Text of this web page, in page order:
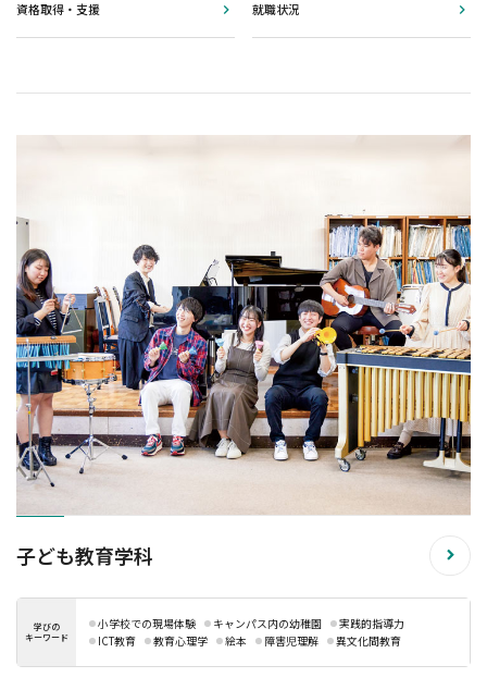
資格取得・支援 就職状況
子ども教育学科
学びの
キーワード
小学校での現場体験 キャンパス内の幼稚園
実践的指導力
ICT教育
教育心理学 絵本 障害児理解 異文化間教育